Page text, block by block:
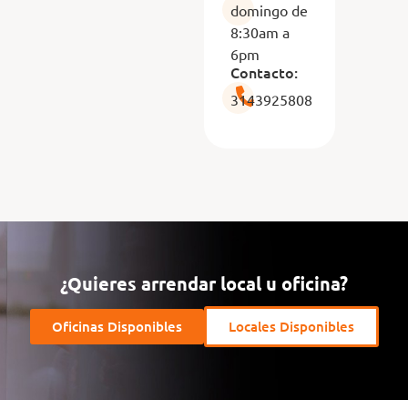
domingo de
8:30am a
6pm
Contacto:
3143925808
¿Quieres arrendar local u oficina?
Oficinas Disponibles Locales Disponibles